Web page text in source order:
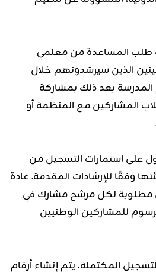
طلب المساعدة من معلمي
الذين سيرشدونهم خلال
بعد ذلك بمشاركة
المشاركين مع المنظمة أو
على استمارات التسجيل من
وفقًا للإرشادات المقدمة. عادة
مطلوبة لكل مرشح مشارك في
للمشاركين الوطنيين
المكتملة، يتم إنشاء أرقام